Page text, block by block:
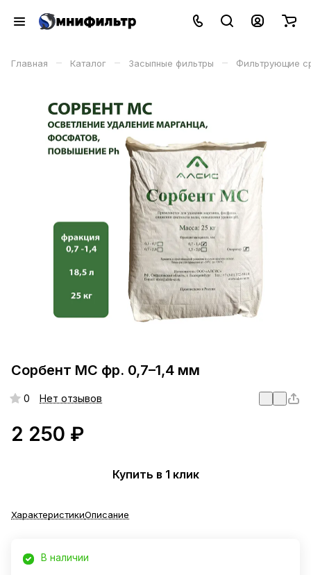
Главная – Каталог – Засыпные фильтры – Фильтрующие
Сорбент МС фр. 0,7–1,4 мм
0 Нет отзывов
2 250 ₽
Купить в 1 клик
ХарактеристикиОписание
В наличии